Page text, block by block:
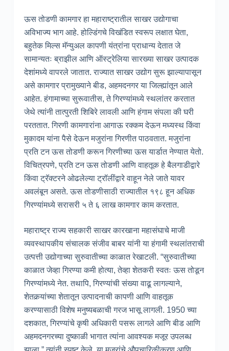
ऊस तोडणी कामगार हा महाराष्ट्रातील साखर उद्योगाचा
अविभाज्य भाग आहे. होल्डिंगचे विखंडित स्वरूप लक्षात घेता,
बहुतेक मिल्स मॅन्युअल कापणी यंत्रांना प्राधान्य देतात जे
सामान्यतः ब्राझील आणि ऑस्ट्रेलिया सारख्या साखर उत्पादक
देशांमध्ये वापरले जातात. राज्यात साखर उद्योग सुरू झाल्यापासून
असे कामगार प्रामुख्याने बीड, अहमदनगर या जिल्ह्यांतून आले
आहेत. हंगामाच्या सुरूवातीस, ते गिरण्यांमध्ये स्थलांतर करतात
जेथे त्यांनी तात्पुरती शिबिरे लावली आणि हंगाम संपला की घरी
परततात. गिरणी कामगारांना आगाऊ रक्कम देऊन मध्यस्थ किंवा
मुकादम यांना पैसे देऊन मजुरांना गिरणीत पाठवतात. मजुरांना
प्रति टन ऊस तोडणी करून गिरणीच्या ऊस यार्डात नेण्यात येतो.
विचित्रपणे, प्रति टन ऊस तोडणी आणि वाहतूक हे बैलगाडीद्वारे
किंवा ट्रॅक्टरने ओढलेल्या ट्रॉलींद्वारे वाहून नेले जाते यावर
अवलंबून असते. ऊस तोडणीसाठी राज्यातील १९८ हून अधिक
गिरण्यांमध्ये सरासरी ५ ते ६ लाख कामगार काम करतात.
महाराष्ट्र राज्य सहकारी साखर कारखाना महासंघाचे माजी
व्यवस्थापकीय संचालक संजीव बाबर यांनी या हंगामी स्थलांतराची
उत्पत्ती उद्योगाच्या सुरुवातीच्या काळात रेखाटली. “सुरुवातीच्या
काळात जेव्हा गिरण्या कमी होत्या, तेव्हा शेतकरी स्वतः ऊस तोडून
गिरण्यांमध्ये नेत. तथापि, गिरण्यांची संख्या वाढू लागल्याने,
शेतकर्‍यांच्या शेतातून उत्पादनाची कापणी आणि वाहतूक
करण्यासाठी विशेष मनुष्यबळाची गरज भासू लागली. 1950 च्या
दशकात, गिरण्यांचे कृषी अधिकारी पसरू लागले आणि बीड आणि
अहमदनगरच्या दुष्काळी भागात त्यांना आवश्यक मजूर उपलब्ध